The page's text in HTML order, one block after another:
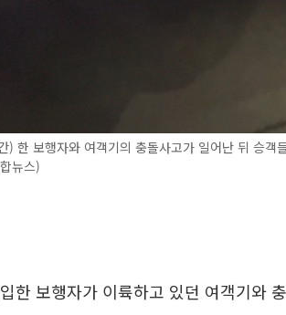
한 보행자와 여객기의 충돌사고가 일어난 뒤 승객
뉴스)
한 보행자가 이륙하고 있던 여객기와